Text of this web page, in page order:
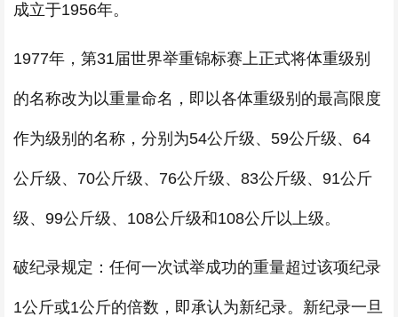
成立于1956年。
1977年，第31届世界举重锦标赛上正式将体重级别
的名称改为以重量命名，即以各体重级别的最高限度
作为级别的名称，分别为54公斤级、59公斤级、64
公斤级、70公斤级、76公斤级、83公斤级、91公斤
级、99公斤级、108公斤级和108公斤以上级。
破纪录规定：任何一次试举成功的重量超过该项纪录
1公斤或1公斤的倍数，即承认为新纪录。新纪录一旦